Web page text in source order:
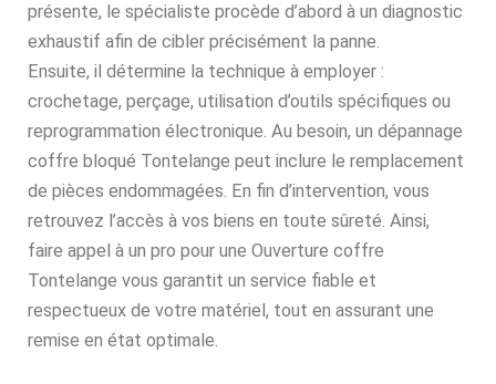
présente, le spécialiste procède d’abord à un diagnostic
exhaustif afin de cibler précisément la panne.
Ensuite, il détermine la technique à employer :
crochetage, perçage, utilisation d’outils spécifiques ou
reprogrammation électronique. Au besoin, un dépannage
coffre bloqué Tontelange peut inclure le remplacement
de pièces endommagées. En fin d’intervention, vous
retrouvez l’accès à vos biens en toute sûreté. Ainsi,
faire appel à un pro pour une Ouverture coffre
Tontelange vous garantit un service fiable et
respectueux de votre matériel, tout en assurant une
remise en état optimale.